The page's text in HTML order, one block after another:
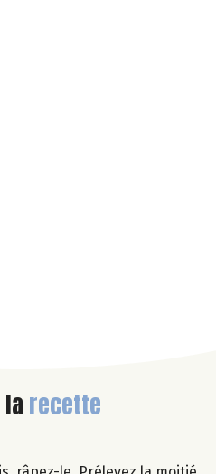
recette